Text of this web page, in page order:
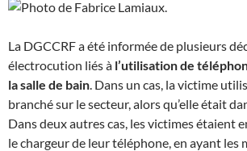
La DGCCRF a été informée de plusieurs
électrocution liés à l’utilisation de
la salle de bain . Dans un cas, la victime
branché sur le secteur, alors qu’elle était
Dans deux autres cas, les victimes étaient
le chargeur de leur téléphone, en ayant les